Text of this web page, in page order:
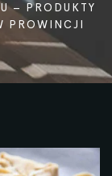
– PRODUKTY
PROWINCJI